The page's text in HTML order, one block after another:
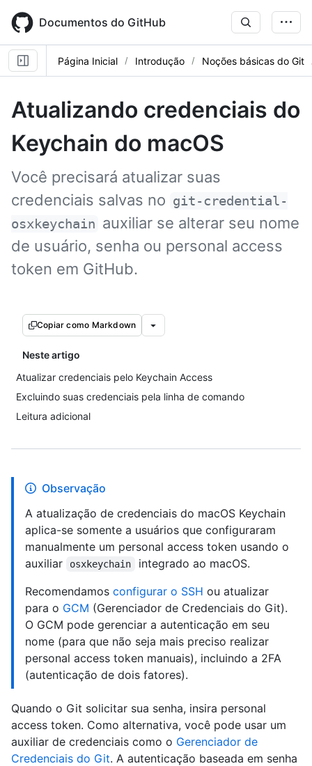
main
content
Documentos do GitHub
Página Inicial Introdução Noções básicas do Git
Atualizando credenciais do
Keychain do macOS
Você precisará atualizar suas
credenciais salvas no git-credential-
osxkeychain auxiliar se alterar seu nome
de usuário, senha ou personal access
token em GitHub.
Copiar como Markdown
Neste artigo
Atualizar credenciais pelo Keychain Access
Excluindo suas credenciais pela linha de comando
Leitura adicional
Observação
A atualização de credenciais do macOS Keychain
aplica-se somente a usuários que configuraram
manualmente um personal access token usando o
auxiliar
osxkeychain
integrado ao macOS.
Recomendamos configurar o SSH ou atualizar
para o GCM (Gerenciador de Credenciais do Git).
O GCM pode gerenciar a autenticação em seu
nome (para que não seja mais preciso realizar
personal access token manuais), incluindo a 2FA
(autenticação de dois fatores).
Quando o Git solicitar sua senha, insira personal
access token. Como alternativa, você pode usar um
auxiliar de credenciais como o Gerenciador de
Credenciais do Git. A autenticação baseada em senha